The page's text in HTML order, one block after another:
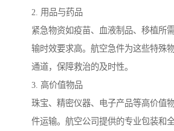
2. 用品与药品
紧急物资如疫苗、血液制品、移植所
输时效要求高。航空急件为这些特殊
通道，保障救治的及时性。
3. 高价值物品
珠宝、精密仪器、电子产品等高价值
件运输。航空公司提供的专业包装和